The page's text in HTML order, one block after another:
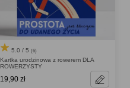
5.0 / 5 (6)
Kartka urodzinowa z rowerem DLA
ROWERZYSTY
19,90 zł